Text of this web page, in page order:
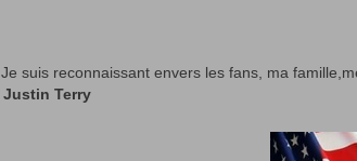
Je suis reconnaissant envers les fans, ma
Justin Terry